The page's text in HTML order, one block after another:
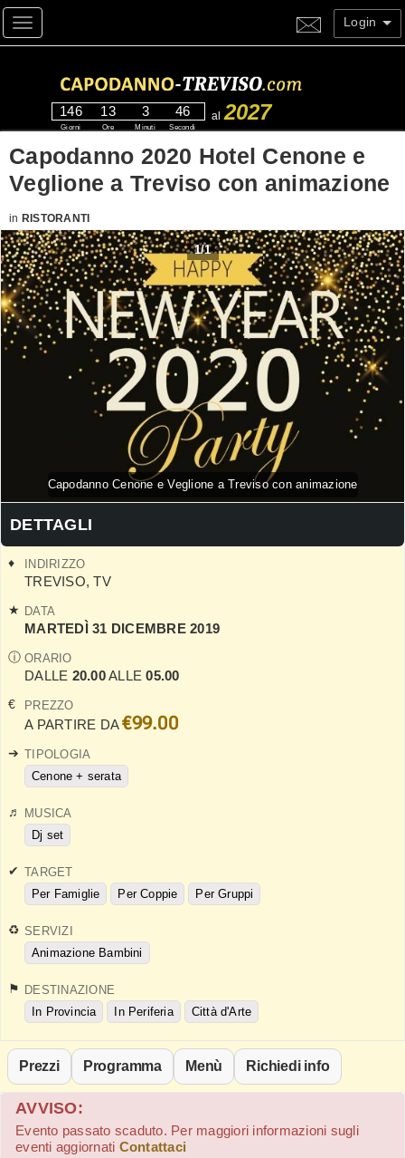
Toggle navigation Login
146
Giorni
13
Ore
3
Minuti
45
Secondi
al 2027
Capodanno 2020 Hotel Cenone e
Veglione a Treviso con animazione
in RISTORANTI
1/1
Capodanno Cenone e Veglione a Treviso con animazione
DETTAGLI
INDIRIZZO
TREVISO,TV
DATA
MARTEDÌ 31 DICEMBRE 2019
ORARIO
DALLE 20.00ALLE05.00
PREZZO
A PARTIRE DA €99.00
TIPOLOGIA
Cenone + serata
MUSICA
Dj set
TARGET
Per Famiglie
Per Coppie Per Gruppi
SERVIZI
Animazione Bambini
DESTINAZIONE
In Provincia
In Periferia Città d'Arte
Prezzi Programma Menù Richiedi info
AVVISO:
Evento passato scaduto. Per maggiori informazioni sugli
eventi aggiornati Contattaci